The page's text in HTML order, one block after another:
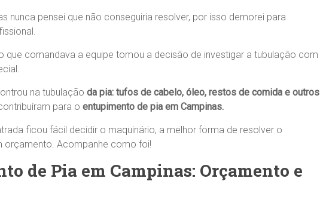
nunca pensei que não conseguiria resolver, por isso demorei para
que comandava a equipe tomou a decisão de investigar a tubulação com
na tubulação da pia: tufos de cabelo, óleo, restos de comida e outros
para o entupimento de pia em Campinas.
ficou fácil decidir o maquinário, a melhor forma de resolver o
orçamento. Acompanhe como foi!
de Pia em Campinas: Orçamento e